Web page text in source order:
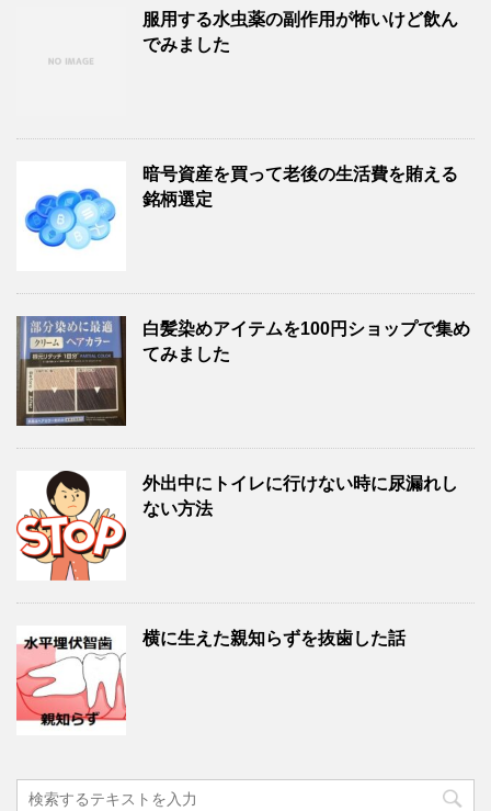
服用する水虫薬の副作用が怖いけど飲ん
でみました
暗号資産を買って老後の生活費を賄える
銘柄選定
白髪染めアイテムを100円ショップで集め
てみました
外出中にトイレに行けない時に尿漏れし
ない方法
横に生えた親知らずを抜歯した話